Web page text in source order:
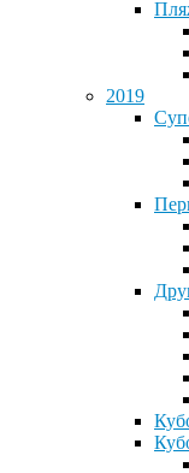
2019